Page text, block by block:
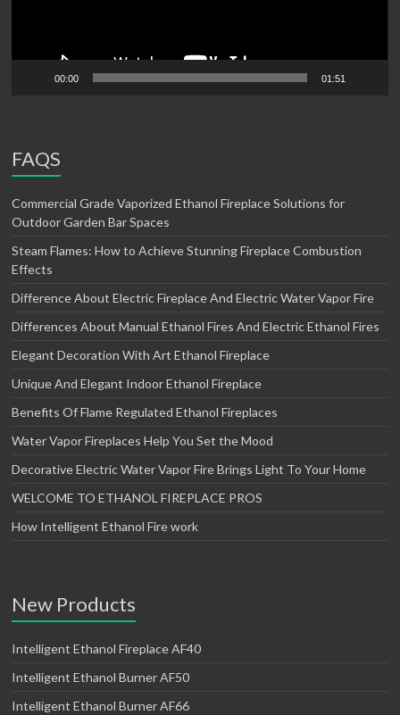
00:00 01:51
FAQS
Commercial Grade Vaporized Ethanol Fireplace Solutions for
Outdoor Garden Bar Spaces
Steam Flames: How to Achieve Stunning Fireplace Combustion
Effects
Difference About Electric Fireplace And Electric Water Vapor Fire
Differences About Manual Ethanol Fires And Electric Ethanol Fires
Elegant Decoration With Art Ethanol Fireplace
Unique And Elegant Indoor Ethanol Fireplace
Benefits Of Flame Regulated Ethanol Fireplaces
Water Vapor Fireplaces Help You Set the Mood
Decorative Electric Water Vapor Fire Brings Light To Your Home
WELCOME TO ETHANOL FIREPLACE PROS
How Intelligent Ethanol Fire work
New Products
Intelligent Ethanol Fireplace AF40
Intelligent Ethanol Burner AF50
Intelligent Ethanol Burner AF66